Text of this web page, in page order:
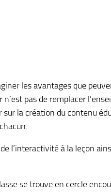
les avantages que
pas de remplacer
la création du contenu
l’interactivité à la leçon
se trouve en cercle